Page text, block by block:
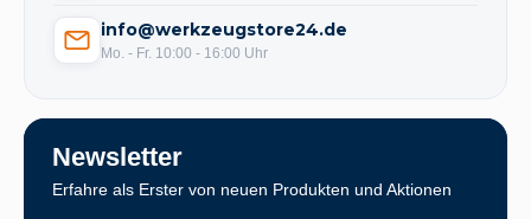
info@werkzeugstore24.de
Mo. - Fr. 10:00 - 16:00 Uhr
Newsletter
Erfahre als Erster von neuen Produkten und Aktionen